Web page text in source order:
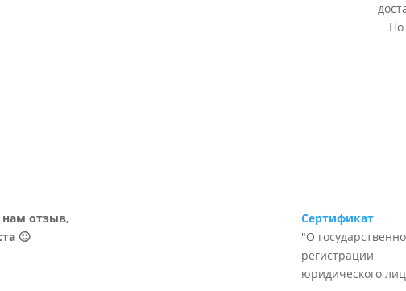
Но
нам отзыв,
🙂
Сертификат
"О
регистрации
юридического